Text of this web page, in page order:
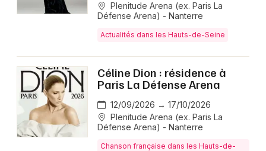
Plenitude Arena (ex. Paris La
Défense Arena) - Nanterre
Actualités dans les Hauts-de-Seine
Céline Dion : résidence à
Paris La Défense Arena
12/09/2026 → 17/10/2026
Plenitude Arena (ex. Paris La
Défense Arena) - Nanterre
Chanson française dans les Hauts-de-